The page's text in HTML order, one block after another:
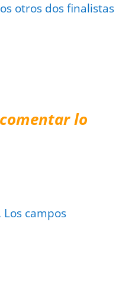
otros dos finalistas
lo
Los campos